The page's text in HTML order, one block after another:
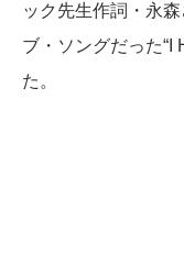
ック先生作詞・永
ブ・ソングだった“I
た。